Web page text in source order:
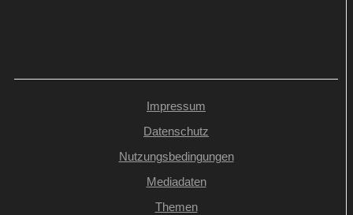
Impressum
Datenschutz
Nutzungsbedingungen
Mediadaten
Themen